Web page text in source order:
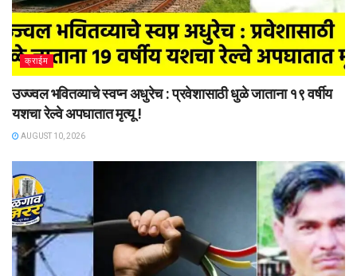
क्राईम
उज्ज्वल भवितव्याचे स्वप्न अधुरेच : प्रवेशासाठी धुळे जाताना १९ वर्षीय
यशचा रेल्वे अपघातात मृत्यू !
AUGUST 10, 2026